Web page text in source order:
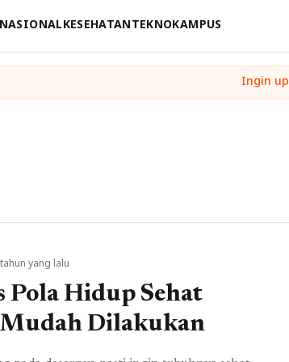
NASIONALKESEHATANTEKNOKAMPUS
yang lalu
Pola Hidup Sehat
Mudah Dilakukan